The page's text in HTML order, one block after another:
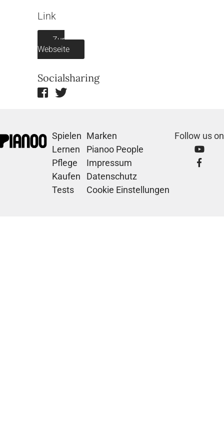
Link
Zur
Webseite
Socialsharing
Spielen
Lernen
Pflege
Kaufen
Tests
Marken
Pianoo People
Impressum
Datenschutz
Cookie Einstellungen
Follow us on